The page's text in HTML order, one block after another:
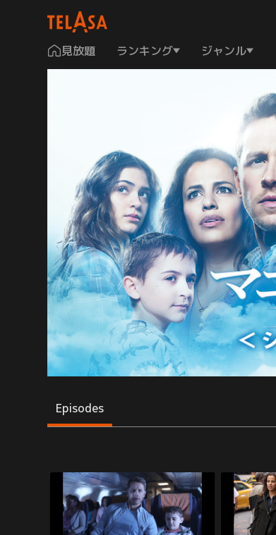
見放題 ランキング ジャンル
Episodes